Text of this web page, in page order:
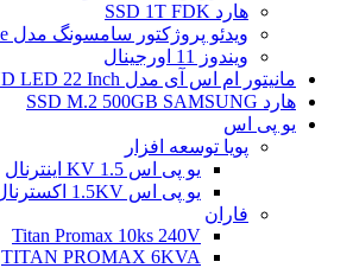
هارد SSD 1T FDK
ویدئو پروژکتور سامسونگ مدل The Freestyle
ویندوز 11 اورجینال
مانیتور ام اس آی مدل PRO MP223 Full HD LED 22 Inch
هارد SSD M.2 500GB SAMSUNG
یو پی اس
پویا توسعه افزار
یو پی اس 1.5 KV اینترنال
یو پی اس 1.5KV اکسترنال
فاران
Titan Promax 10ks 240V
TITAN PROMAX 6KVA